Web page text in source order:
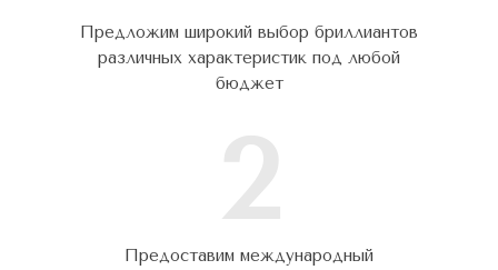
Предложим широкий выбор бриллиантов
различных характеристик под любой
бюджет
Предоставим международный